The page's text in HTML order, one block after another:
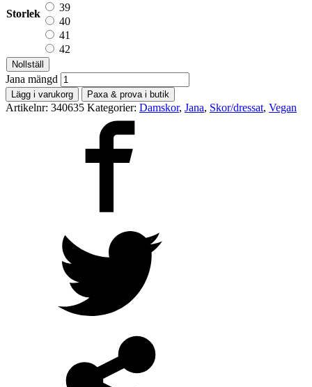
Storlek
39
40
41
42
Nollställ
Jana mängd
Lägg i varukorg Paxa & prova i butik
Artikelnr: 340635 Kategorier: Damskor, Jana, Skor/dressat, Vegan